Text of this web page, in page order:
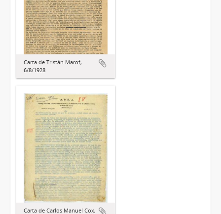
Carta de Tristán Marof,
6/8/1928
Carta de Carlos Manuel Cox,